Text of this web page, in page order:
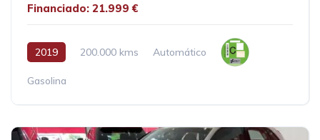
Financiado: 21.999 €
2019 200.000 kms Automático
Gasolina